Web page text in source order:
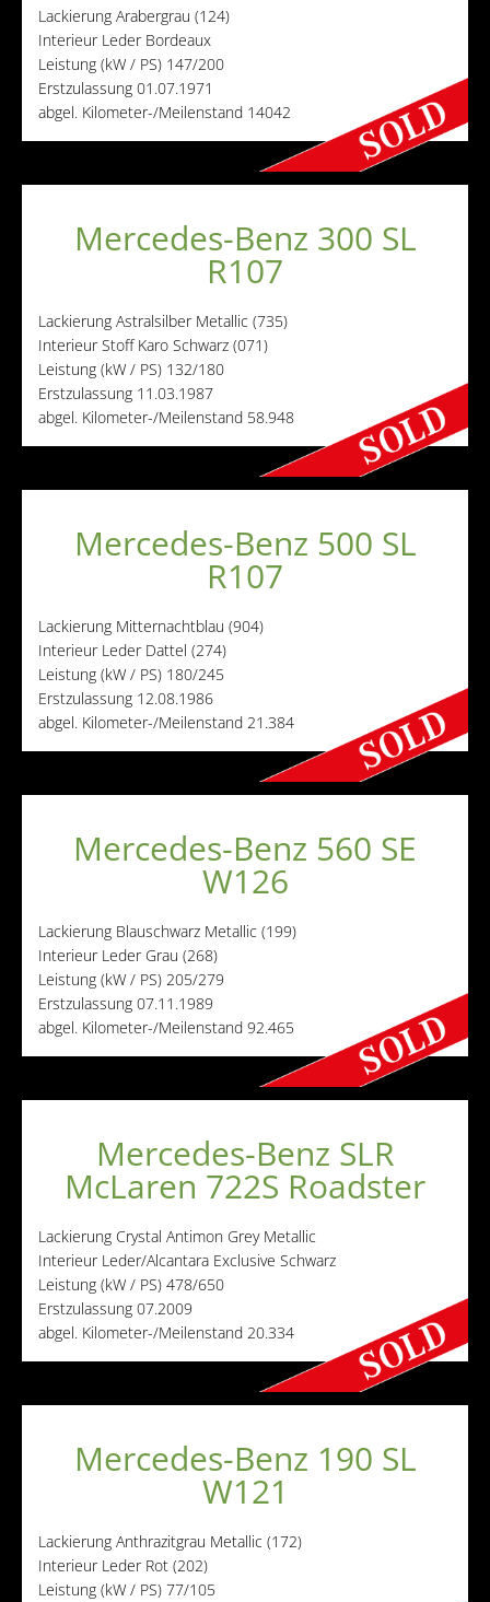
Lackierung Arabergrau (124)
Interieur Leder Bordeaux
Leistung (kW / PS) 147/200
Erstzulassung 01.07.1971
abgel. Kilometer-/Meilenstand 14042
Mercedes-Benz 300 SL
R107
Lackierung Astralsilber Metallic (735)
Interieur Stoff Karo Schwarz (071)
Leistung (kW / PS) 132/180
Erstzulassung 11.03.1987
abgel. Kilometer-/Meilenstand 58.948
Mercedes-Benz 500 SL
R107
Lackierung Mitternachtblau (904)
Interieur Leder Dattel (274)
Leistung (kW / PS) 180/245
Erstzulassung 12.08.1986
abgel. Kilometer-/Meilenstand 21.384
Mercedes-Benz 560 SE
W126
Lackierung Blauschwarz Metallic (199)
Interieur Leder Grau (268)
Leistung (kW / PS) 205/279
Erstzulassung 07.11.1989
abgel. Kilometer-/Meilenstand 92.465
Mercedes-Benz SLR
McLaren 722S Roadster
Lackierung Crystal Antimon Grey Metallic
Interieur Leder/Alcantara Exclusive Schwarz
Leistung (kW / PS) 478/650
Erstzulassung 07.2009
abgel. Kilometer-/Meilenstand 20.334
Mercedes-Benz 190 SL
W121
Lackierung Anthrazitgrau Metallic (172)
Interieur Leder Rot (202)
Leistung (kW / PS) 77/105